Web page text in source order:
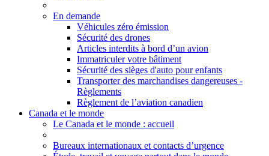
En demande
Véhicules zéro émission
Sécurité des drones
Articles interdits à bord d’un avion
Immatriculer votre bâtiment
Sécurité des sièges d'auto pour enfants
Transporter des marchandises dangereuses -
Règlements
Règlement de l’aviation canadien
Canada et le monde
Le Canada et le monde : accueil
Bureaux internationaux et contacts d’urgence